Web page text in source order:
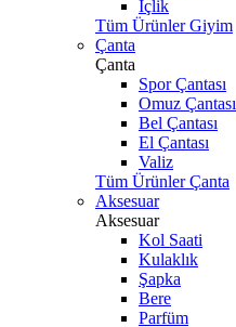
İçlik
Tüm Ürünler Giyim
Çanta
Çanta
Spor Çantası
Omuz Çantası
Bel Çantası
El Çantası
Valiz
Tüm Ürünler Çanta
Aksesuar
Aksesuar
Kol Saati
Kulaklık
Şapka
Bere
Parfüm